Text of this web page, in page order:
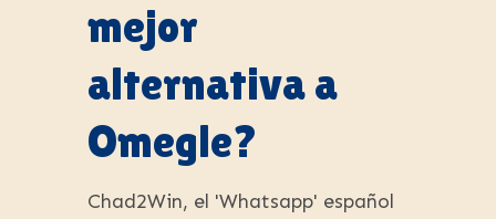
mejor
alternativa a
Omegle?
Chad2Win, el 'Whatsapp' español